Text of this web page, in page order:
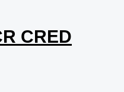
CRED